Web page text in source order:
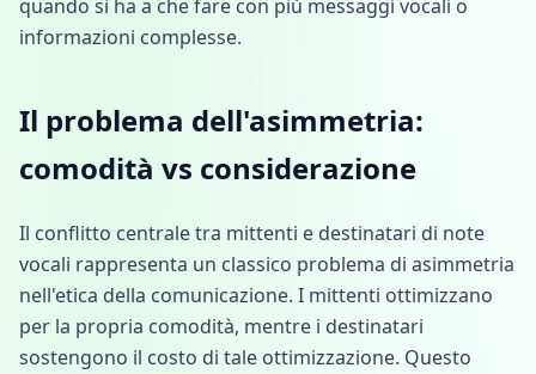
quando si ha a che fare con più messaggi vocali o
informazioni complesse.
Il problema dell'asimmetria:
comodità vs considerazione
Il conflitto centrale tra mittenti e destinatari di note
vocali rappresenta un classico problema di asimmetria
nell'etica della comunicazione. I mittenti ottimizzano
per la propria comodità, mentre i destinatari
sostengono il costo di tale ottimizzazione. Questo